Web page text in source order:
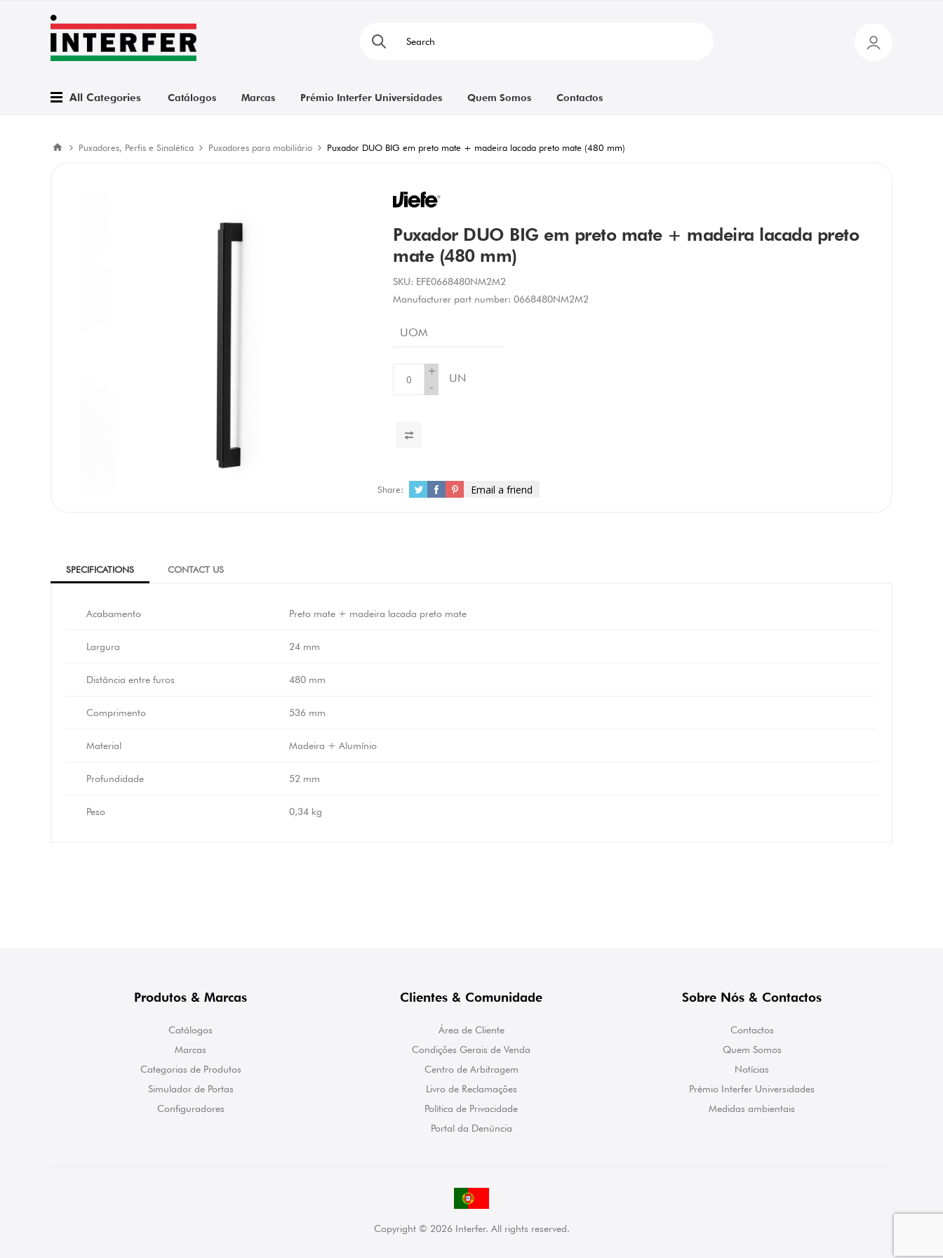
All Categories Catálogos Marcas Prémio Interfer Universidades Quem Somos Contactos
Puxadores, Perfis e Sinalética Puxadores para mobiliário Puxador DUO BIG em preto mate + madeira lacada preto mate (480 mm)
Puxador DUO BIG em preto mate + madeira lacada preto
mate (480 mm)
SKU: EFE0668480NM2M2
Manufacturer part number: 0668480NM2M2
UOM
+
-
UN
Share: Email a friend
SPECIFICATIONS CONTACT US
Acabamento Preto mate + madeira lacada preto mate
Largura 24 mm
Distância entre furos 480 mm
Comprimento 536 mm
Material Madeira + Alumínio
Profundidade 52 mm
Peso 0,34 kg
Produtos & Marcas
Catálogos
Marcas
Categorias de Produtos
Simulador de Portas
Configuradores
Clientes & Comunidade
Área de Cliente
Condições Gerais de Venda
Centro de Arbitragem
Livro de Reclamações
Política de Privacidade
Portal da Denúncia
Sobre Nós & Contactos
Contactos
Quem Somos
Notícias
Prémio Interfer Universidades
Medidas ambientais
Copyright © 2026 Interfer. All rights reserved.